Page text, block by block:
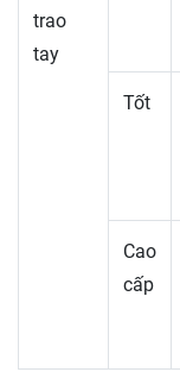
trao
tay
Tốt
Cao
cấp